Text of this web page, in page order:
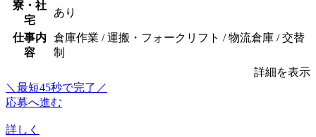
寮・社
宅
あり
仕事内
容
倉庫作業 / 運搬・フォークリフト / 物流倉庫 / 交替
制
詳細を表示
＼最短45秒で完了／
応募へ進む
詳しく